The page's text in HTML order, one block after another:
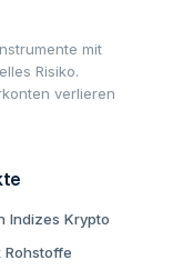
mit
Risiko.
verlieren
Indizes Krypto
Rohstoffe